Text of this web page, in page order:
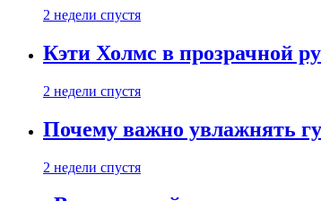
2 недели спустя
Кэти Холмс в прозрачной
2 недели спустя
Почему важно увлажнять
2 недели спустя